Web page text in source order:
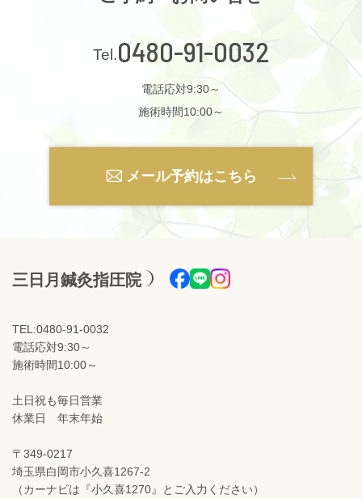
0480-91-0032
電話応対9:30～
施術時間10:00～
メール予約はこちら
三日月鍼灸指圧院
TEL:0480-91-0032
電話応対9:30～
施術時間10:00～
土日祝も毎日営業
休業日 年末年始
〒349-0217
埼玉県白岡市小久喜1267-2
（カーナビは『小久喜1270』とご入力ください）